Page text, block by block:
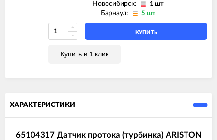
Новосибирск: 1 шт
Барнаул: 5 шт
КУПИТЬ
Купить в 1 клик
ХАРАКТЕРИСТИКИ
65104317 Датчик протока (турбинка) ARISTON